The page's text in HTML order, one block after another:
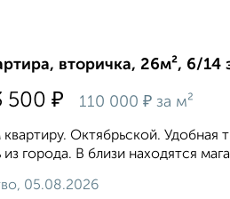
вторичка, 26м², 6/14
500 ₽ 110 000 ₽ за м²
Октябрьской. Удобная
из города. В близи находятся
05.08.2026